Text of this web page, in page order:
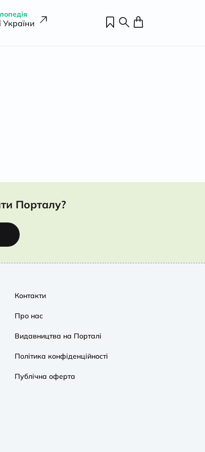
України
Порталу?
Контакти
Про нас
Видавництва на Порталі
Політика конфіденційності
Публічна оферта